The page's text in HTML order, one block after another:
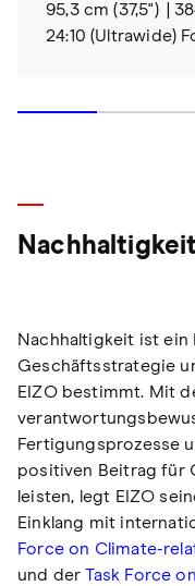
95,3 cm (37,5")
24:10 (Ultrawide)
Nachhaltigkeit ist ein
Geschäftsstrategie
EIZO bestimmt. Mit
Fertigungsprozesse
positiven Beitrag für
leisten, legt EIZO
Einklang mit
Force on Climate-
und derTask Force